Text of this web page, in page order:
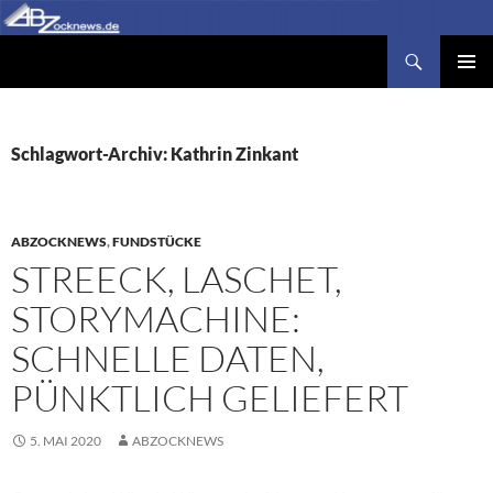
Zum
Inhalt
Schlagwort-Archiv: Kathrin Zinkant
ABZOCKNEWS,FUNDSTÜCKE
STREECK, LASCHET,
STORYMACHINE:
SCHNELLE DATEN,
PÜNKTLICH GELIEFERT
5. MAI 2020 ABZOCKNEWS